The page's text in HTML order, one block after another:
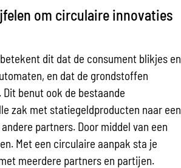
om circulaire innovaties
dit dat de consument blikjes en
en dat de grondstoffen
benut ook de bestaande
zak met statiegeldproducten naar een
partners. Door middel van een
Met een circulaire aanpak sta je
meerdere partners en partijen.